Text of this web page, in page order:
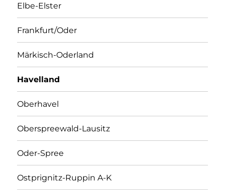
Elbe-Elster
Frankfurt/Oder
Märkisch-Oderland
Havelland
Oberhavel
Oberspreewald-Lausitz
Oder-Spree
Ostprignitz-Ruppin A-K